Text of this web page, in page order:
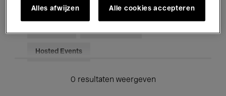
Voor iedereen Kids’ Palace
Hosted Events
0 resultaten weergeven
Alles afwijzen Alle cookies accepteren